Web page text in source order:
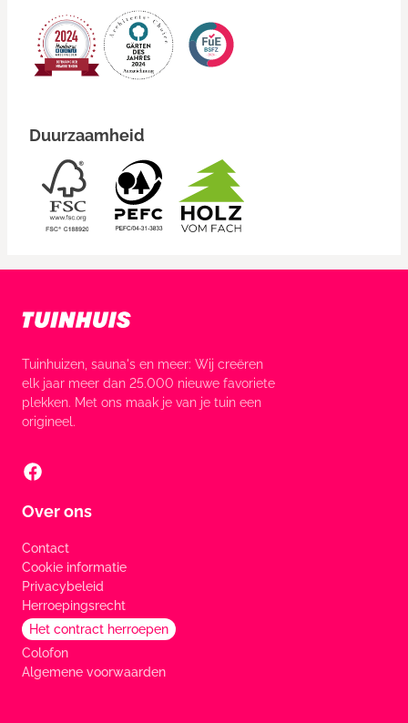
Duurzaamheid
Tuinhuizen, sauna's en meer: Wij creëren
elk jaar meer dan 25.000 nieuwe favoriete
plekken. Met ons maak je van je tuin een
origineel.
Over ons
Contact
Cookie informatie
Privacybeleid
Herroepingsrecht
Het contract herroepen
Colofon
Algemene voorwaarden